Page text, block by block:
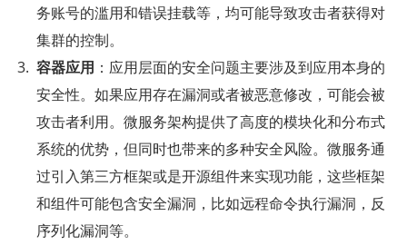
务账号的滥用和错误挂载等，均可能导致攻击者获得对
集群的控制。
容器应用 ：应用层面的安全问题主要涉及到应用本身的
安全性。如果应用存在漏洞或者被恶意修改，可能会被
攻击者利用。微服务架构提供了高度的模块化和分布式
系统的优势，但同时也带来的多种安全风险。微服务通
过引入第三方框架或是开源组件来实现功能，这些框架
和组件可能包含安全漏洞，比如远程命令执行漏洞，反
序列化漏洞等。